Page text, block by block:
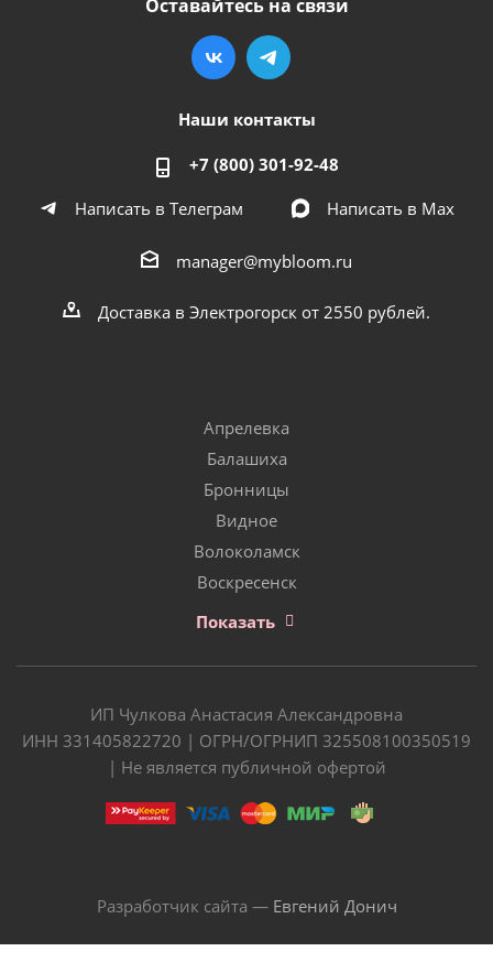
Оставайтесь на связи
Наши контакты
+7 (800) 301-92-48
Написать в Телеграм
Написать в Мах
manager@mybloom.ru
Доставка в Электрогорск от 2550 рублей.
Апрелевка
Балашиха
Бронницы
Видное
Волоколамск
Воскресенск
Показать
ИП Чулкова Анастасия Александровна
ИНН 331405822720 | ОГРН/ОГРНИП 325508100350519
| Не является публичной офертой
Разработчик сайта — Евгений Донич